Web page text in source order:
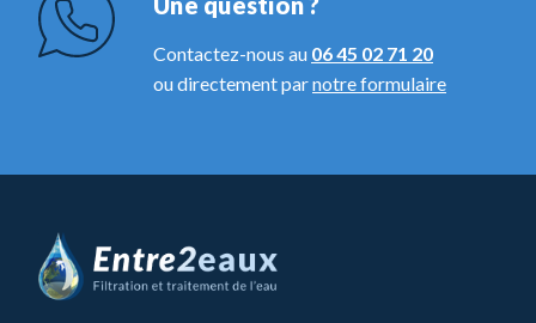
Contactez-nous au 06 45 02 71 20
ou directement parnotre formulaire